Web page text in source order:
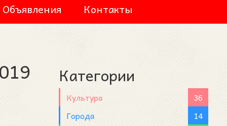
Объявления Контакты
Категории
Культура
36
Города
14